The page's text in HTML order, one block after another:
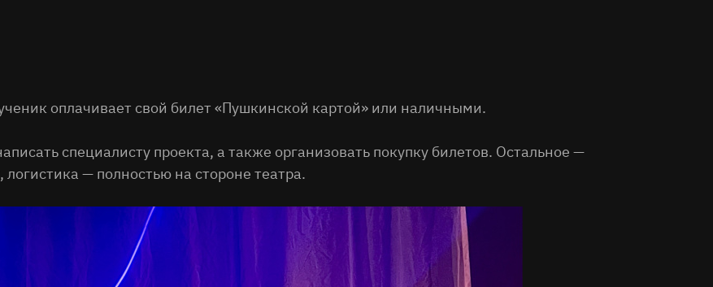
оплачивает свой билет «Пушкинской картой» или наличными.
специалисту проекта, а также организовать покупку билетов. Остальное —
— полностью на стороне театра.